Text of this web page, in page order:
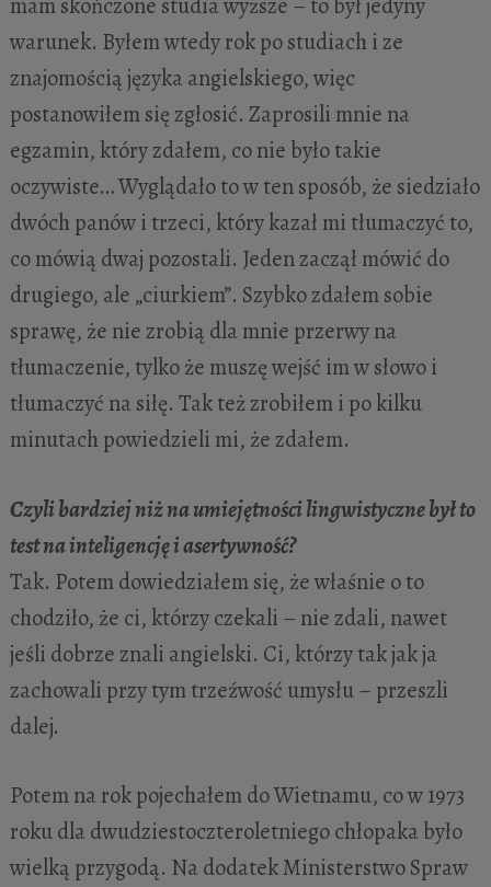
warunek. Byłem wtedy rok po studiach i ze
znajomością języka angielskiego, więc
postanowiłem się zgłosić. Zaprosili mnie na
egzamin, który zdałem, co nie było takie
oczywiste… Wyglądało to w ten sposób, że siedziało
dwóch panów i trzeci, który kazał mi tłumaczyć to,
co mówią dwaj pozostali. Jeden zaczął mówić do
drugiego, ale „ciurkiem”. Szybko zdałem sobie
sprawę, że nie zrobią dla mnie przerwy na
tłumaczenie, tylko że muszę wejść im w słowo i
tłumaczyć na siłę. Tak też zrobiłem i po kilku
minutach powiedzieli mi, że zdałem.
Czyli bardziej niż na umiejętności lingwistyczne był to
test na inteligencję i asertywność?
Tak. Potem dowiedziałem się, że właśnie o to
chodziło, że ci, którzy czekali – nie zdali, nawet
jeśli dobrze znali angielski. Ci, którzy tak jak ja
zachowali przy tym trzeźwość umysłu – przeszli
dalej.
Potem na rok pojechałem do Wietnamu, co w 1973
roku dla dwudziestoczteroletniego chłopaka było
wielką przygodą. Na dodatek Ministerstwo Spraw